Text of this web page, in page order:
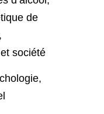
de
société